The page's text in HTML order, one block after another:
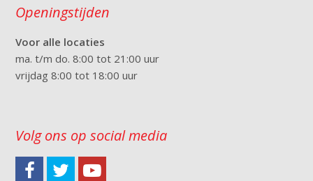
Openingstijden
Voor alle locaties
ma. t/m do. 8:00 tot 21:00 uur
vrijdag 8:00 tot 18:00 uur
Volg ons op social media